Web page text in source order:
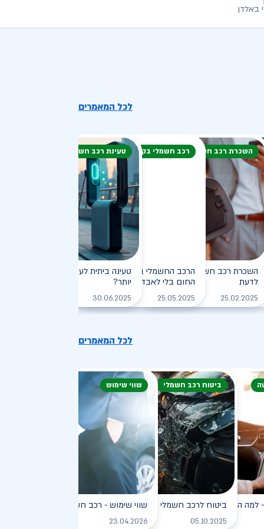
באלדן
לכל המאמרים
לקריאה
רכב חשמלי: המדריך
יעילה וירוקה
לקריאה
השכרת רכב חשמלי
השכרת רכב חשמלי: חיסכון, נוחות וכל מה שצריך
לדעת
25.02.2025 לקריאה
רכב חשמלי בקיץ
הרכב החשמלי בקיץ הישראלי: איך שורדים את
החום בלי לאבד טווח?
25.05.2025
טעינת רכב חשמלי
טעינה ביתית לעומת טעינה ציבורית -
יותר?
30.06.2025
לכל המאמרים
לקריאה
הוא כל כך פופולרי?
לקריאה
ביטוח רכב חשמלי
ביטוח לרכב חשמלי
05.10.2025
שווי שימוש
שווי שימוש - רכב חשמלי
23.04.2026